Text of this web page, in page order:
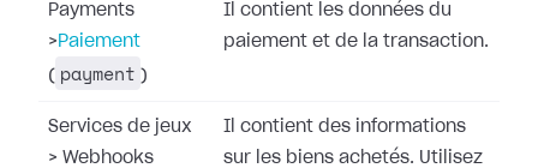
Payments
> Paiement
( payment )
Il contient les données du
paiement et de la transaction.
Services de jeux
> Webhooks
Il contient des informations
sur les biens achetés. Utilisez